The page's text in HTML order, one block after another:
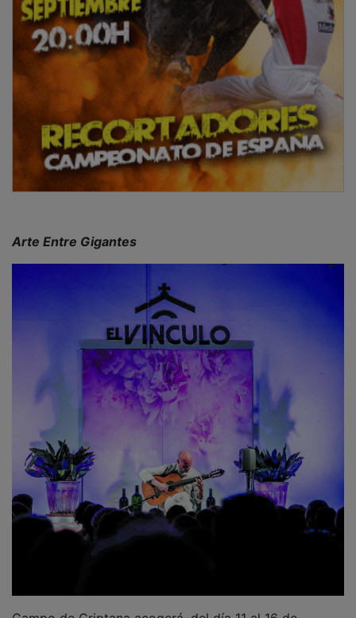
Jadraque celebra el tomate local en la IV
Te mostramos los mejores tomates de Torija